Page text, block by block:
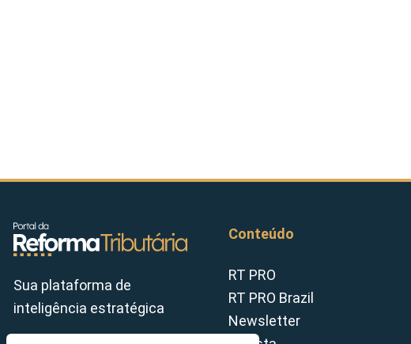
Sua plataforma de
inteligência estratégica
Conteúdo
RT PRO
RT PRO Brazil
Newsletter